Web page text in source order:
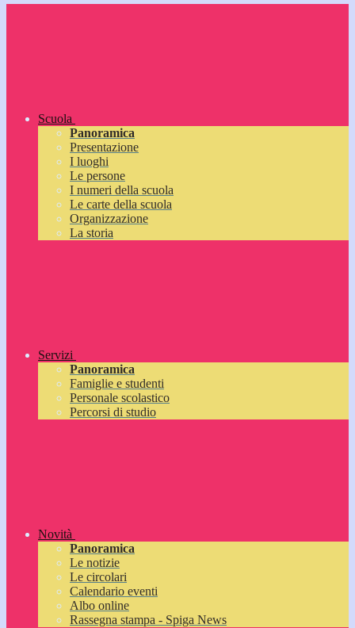
Scuola
Panoramica
Presentazione
I luoghi
Le persone
I numeri della scuola
Le carte della scuola
Organizzazione
La storia
Servizi
Panoramica
Famiglie e studenti
Personale scolastico
Percorsi di studio
Novità
Panoramica
Le notizie
Le circolari
Calendario eventi
Albo online
Rassegna stampa - Spiga News